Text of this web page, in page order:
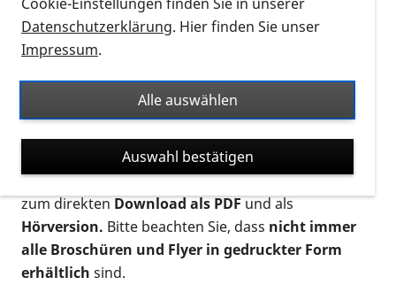
Auf dieser Seite finden Sie sämtliches Infomaterial
Ort. Nutzen Sie den Formatfilter, um ausschließlich
nach Flyern und Broschüren, Audios oder Videos zu
suchen. Die meisten Flyer und Broschüren werden in
verschiedenen Formaten angeboten: zur
postalischen Bestellung als gedruckte Variante
zum direktenDownload als PDFund als
Hörversion. Bitte beachten Sie, dass nicht immer
alle Broschüren und Flyer in gedruckter Form
erhältlich sind.
Datenschutzerklärung. Hier finden Sie unser
Impressum.
Alle auswählen
Auswahl bestätigen